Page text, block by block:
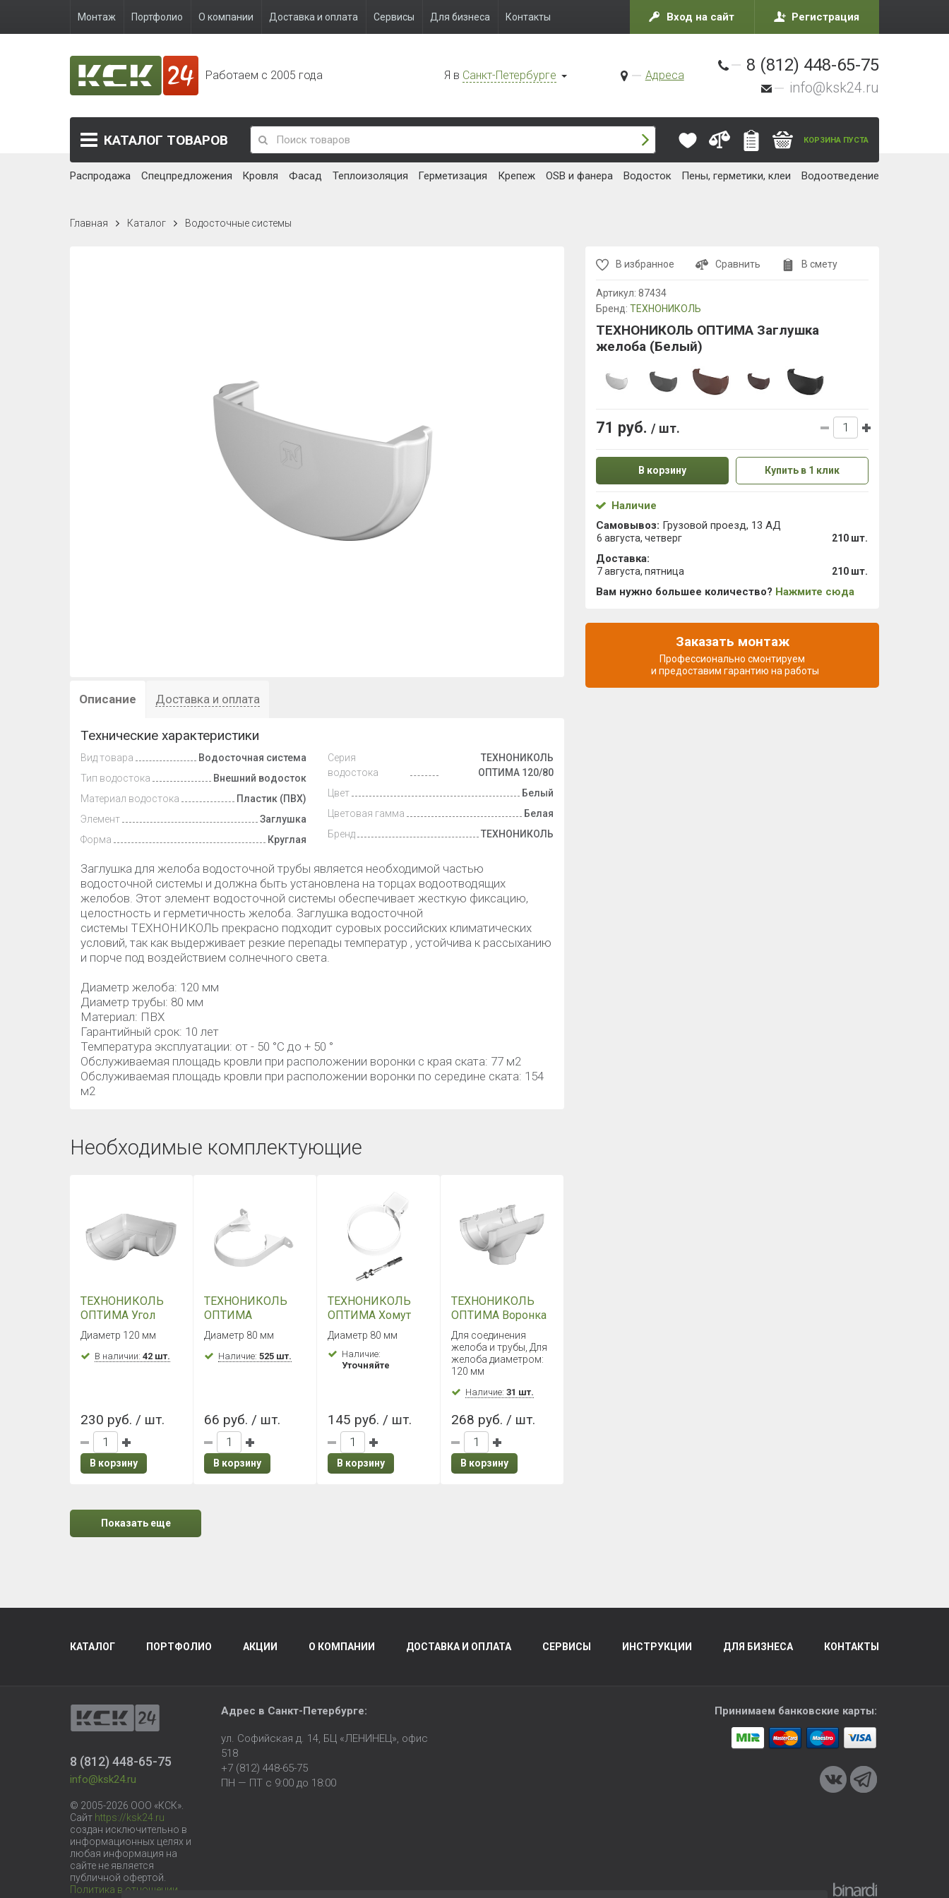
Монтаж Портфолио О компании Доставка и оплата Сервисы Для бизнеса Контакты Вход на сайт Регистрация
Работаем с 2005 года Я в Санкт-Петербурге Адреса
8 (812) 448-65-75
info@ksk24.ru
КАТАЛОГ ТОВАРОВ КОРЗИНА ПУСТА
Распродажа Спецпредложения Кровля Фасад Теплоизоляция Герметизация Крепеж OSB и фанера Водосток Пены, герметики, клеи Водоотведение
Главная Каталог Водосточные системы
Описание Доставка и оплата
Технические характеристики
Вид товара
Водосточная система
Тип водостока
Внешний водосток
Материал водостока
Пластик (ПВХ)
Элемент
Заглушка
Форма
Круглая
Серия
водостока
ТЕХНОНИКОЛЬ
ОПТИМА 120/80
Цвет
Белый
Цветовая гамма
Белая
Бренд
ТЕХНОНИКОЛЬ
Заглушка для желоба водосточной трубы является необходимой частью
водосточной системы и должна быть установлена на торцах водоотводящих
желобов. Этот элемент водосточной системы обеспечивает жесткую фиксацию,
целостность и герметичность желоба. Заглушка водосточной
системы ТЕХНОНИКОЛЬ прекрасно подходит суровых российских климатических
условий, так как выдерживает резкие перепады температур , устойчива к рассыханию
и порче под воздействием солнечного света.
Диаметр желоба: 120 мм
Диаметр трубы: 80 мм
Материал: ПВХ
Гарантийный срок: 10 лет
Температура эксплуатации: от - 50 °C до + 50 °
Обслуживаемая площадь кровли при расположении воронки с края ската: 77 м2
Обслуживаемая площадь кровли при расположении воронки по середине ската: 154
м2
Необходимые комплектующие
ТЕХНОНИКОЛЬ
ОПТИМА Угол
желоба 90°
(Белый)
Диаметр 120 мм
В наличии: 42 шт.
230 руб. / шт.
В корзину
ТЕХНОНИКОЛЬ
ОПТИМА
Хомут трубы
(Белый)
Диаметр 80 мм
Наличие:525 шт.
66 руб. / шт.
В корзину
ТЕХНОНИКОЛЬ
ОПТИМА Хомут
трубы
универсальный со
шпилькой (Белый)
Диаметр 80 мм
Наличие:
Уточняйте
145 руб. / шт.
В корзину
ТЕХНОНИКОЛЬ
ОПТИМА Воронка
желоба (Белый)
Для соединения
желоба и трубы, Для
желоба диаметром:
120 мм
Наличие:31 шт.
268 руб. / шт.
В корзину
Показать еще
В избранное Сравнить В смету
Артикул: 87434
Бренд: ТЕХНОНИКОЛЬ
ТЕХНОНИКОЛЬ ОПТИМА Заглушка
желоба (Белый)
71 руб. / шт.
В корзину Купить в 1 клик
Наличие
Самовывоз: Грузовой проезд, 13 АД
6 августа, четверг 210 шт.
Доставка:
7 августа, пятница 210 шт.
Вам нужно большее количество? Нажмите сюда
Заказать монтаж
Профессионально смонтируем
и предоставим гарантию на работы
КАТАЛОГ ПОРТФОЛИО АКЦИИ О КОМПАНИИ ДОСТАВКА И ОПЛАТА СЕРВИСЫ ИНСТРУКЦИИ ДЛЯ БИЗНЕСА КОНТАКТЫ
8 (812) 448-65-75
info@ksk24.ru
© 2005-2026 ООО «КСК».
Сайт https://ksk24.ru
создан исключительно в
информационных целях и
любая информация на
сайте не является
публичной офертой.
Политика в отношении
Адрес в Санкт-Петербурге:
ул. Софийская д. 14, БЦ «ЛЕНИНЕЦ», офис
518
+7 (812) 448-65-75
ПН — ПТ с 9:00 до 18:00
Принимаем банковские карты: